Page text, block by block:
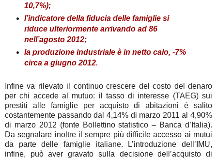
10,7%);
l’indicatore della fiducia delle famiglie si
riduce ulteriormente arrivando ad 86
nell’agosto 2012;
la produzione industriale è in netto calo, -7%
circa a giugno 2012.
Infine va rilevato il continuo crescere del costo del denaro
per chi accede al mutuo: il tasso di interesse (TAEG) sui
prestiti alle famiglie per acquisto di abitazioni è salito
costantemente passando dal 4,14% di marzo 2011 al 4,90%
di marzo 2012 (fonte Bollettino statistico – Banca d’Italia).
Da segnalare inoltre il sempre più difficile accesso ai mutui
da parte delle famiglie italiane. L’introduzione dell’IMU,
infine, può aver gravato sulla decisione dell’acquisto di